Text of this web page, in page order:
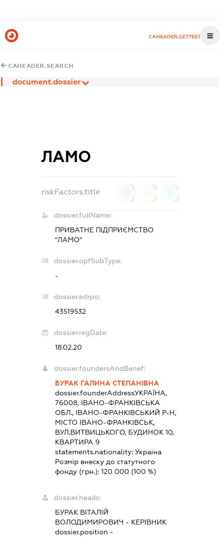
CAHEADER.GETTEST
CAHEADER.SEARCH
document.dossier
ЛАМО
riskFactors.title
dossier.fullName:
ПРИВАТНЕ ПІДПРИЄМСТВО
"ЛАМО"
dossier.opfSubType:
-
dossier.edrpo:
43519532
dossier.regDate:
18.02.20
dossier.foundersAndBenef:
БУРАК ГАЛИНА СТЕПАНІВНА
dossier.founderAddressУКРАЇНА,
76008, ІВАНО-ФРАНКІВСЬКА
ОБЛ., ІВАНО-ФРАНКІВСЬКИЙ Р-Н,
МІСТО ІВАНО-ФРАНКІВСЬК,
ВУЛ.ВИТВИЦЬКОГО, БУДИНОК 10,
КВАРТИРА 9
statements.nationality: Україна
Розмір внеску до статутного
фонду (грн.): 120 000 (100 %)
dossier.heads:
БУРАК ВІТАЛІЙ
ВОЛОДИМИРОВИЧ - КЕРІВНИК
dossier.position -